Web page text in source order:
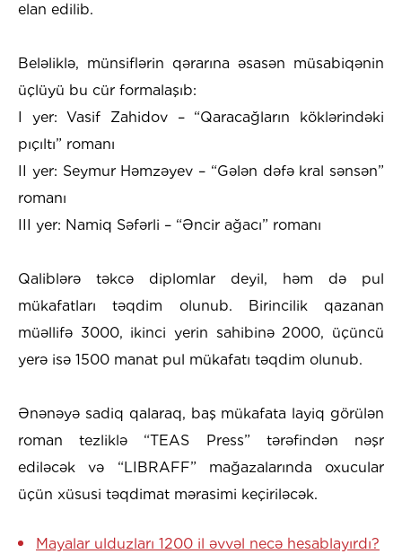
elan edilib.
​Beləliklə, münsiflərin qərarına əsasən müsabiqənin
üçlüyü bu cür formalaşıb:
​I yer: Vasif Zahidov – “Qaracağların köklərindəki
pıçıltı” romanı
​II yer: Seymur Həmzəyev – “Gələn dəfə kral sənsən”
romanı
​III yer: Namiq Səfərli – “Əncir ağacı” romanı
​Qaliblərə təkcə diplomlar deyil, həm də pul
mükafatları təqdim olunub. Birincilik qazanan
müəllifə 3000, ikinci yerin sahibinə 2000, üçüncü
yerə isə 1500 manat pul mükafatı təqdim olunub.
​Ənənəyə sadiq qalaraq, baş mükafata layiq görülən
roman tezliklə “TEAS Press” tərəfindən nəşr
ediləcək və “LIBRAFF” mağazalarında oxucular
üçün xüsusi təqdimat mərasimi keçiriləcək.
Mayalar ulduzları 1200 il əvvəl necə hesablayırdı?